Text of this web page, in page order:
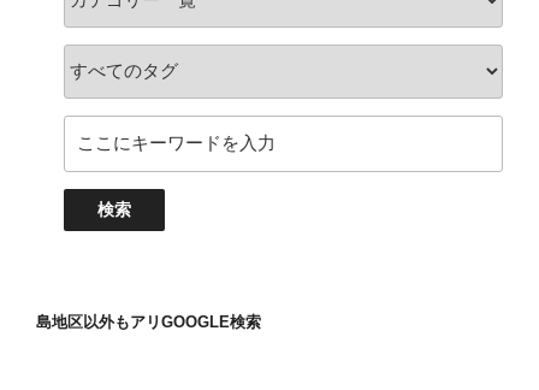
島地区以外もアリGOOGLE検索